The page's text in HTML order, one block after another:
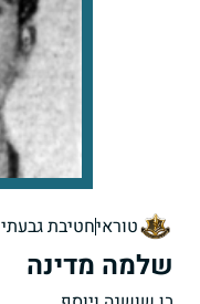
טוראיחטיבת גבעתי
שלמה מדינה